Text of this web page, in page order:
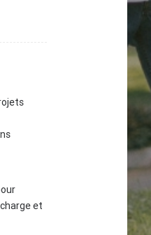
et